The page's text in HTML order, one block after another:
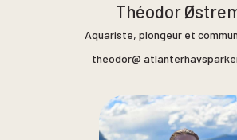
Théodor
Aquariste, plongeur et
theodor@